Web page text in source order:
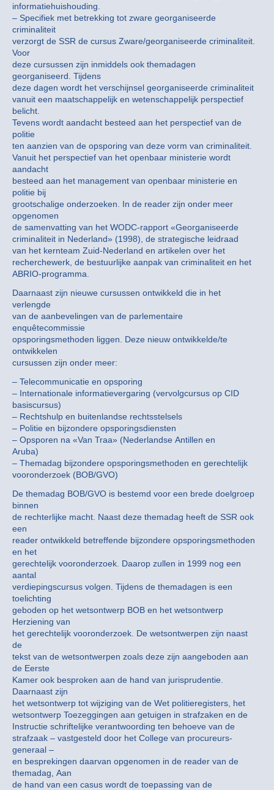
informatiehuishouding.
– Specifiek met betrekking tot zware georganiseerde
criminaliteit
verzorgt de SSR de cursus Zware/georganiseerde criminaliteit.
Voor
deze cursussen zijn inmiddels ook themadagen
georganiseerd. Tijdens
deze dagen wordt het verschijnsel georganiseerde criminaliteit
vanuit een maatschappelijk en wetenschappelijk perspectief
belicht.
Tevens wordt aandacht besteed aan het perspectief van de
politie
ten aanzien van de opsporing van deze vorm van criminaliteit.
Vanuit het perspectief van het openbaar ministerie wordt
aandacht
besteed aan het management van openbaar ministerie en
politie bij
grootschalige onderzoeken. In de reader zijn onder meer
opgenomen
de samenvatting van het WODC-rapport «Georganiseerde
criminaliteit in Nederland» (1998), de strategische leidraad
van het kernteam Zuid-Nederland en artikelen over het
recherchewerk, de bestuurlijke aanpak van criminaliteit en het
ABRIO-programma.
Daarnaast zijn nieuwe cursussen ontwikkeld die in het
verlengde
van de aanbevelingen van de parlementaire
enquêtecommissie
opsporingsmethoden liggen. Deze nieuw ontwikkelde/te
ontwikkelen
cursussen zijn onder meer:
– Telecommunicatie en opsporing
– Internationale informatievergaring (vervolgcursus op CID
basiscursus)
– Rechtshulp en buitenlandse rechtsstelsels
– Politie en bijzondere opsporingsdiensten
– Opsporen na «Van Traa» (Nederlandse Antillen en
Aruba)
– Themadag bijzondere opsporingsmethoden en gerechtelijk
vooronderzoek (BOB/GVO)
De themadag BOB/GVO is bestemd voor een brede doelgroep
binnen
de rechterlijke macht. Naast deze themadag heeft de SSR ook
een
reader ontwikkeld betreffende bijzondere opsporingsmethoden
en het
gerechtelijk vooronderzoek. Daarop zullen in 1999 nog een
aantal
verdiepingscursus volgen. Tijdens de themadagen is een
toelichting
geboden op het wetsontwerp BOB en het wetsontwerp
Herziening van
het gerechtelijk vooronderzoek. De wetsontwerpen zijn naast
de
tekst van de wetsontwerpen zoals deze zijn aangeboden aan
de Eerste
Kamer ook besproken aan de hand van jurisprudentie.
Daarnaast zijn
het wetsontwerp tot wijziging van de Wet politieregisters, het
wetsontwerp Toezeggingen aan getuigen in strafzaken en de
Instructie schriftelijke verantwoording ten behoeve van de
strafzaak – vastgesteld door het College van procureurs-
generaal –
en besprekingen daarvan opgenomen in de reader van de
themadag, Aan
de hand van een casus wordt de toepassing van de